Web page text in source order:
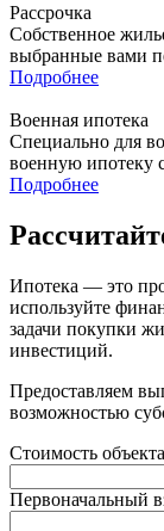
Рассрочка
Собственное
выбранные вами
Подробнее
Военная ипотека
Специально для
военную ипотеку
Подробнее
Ипотека — это
используйте
задачи покупки
инвестиций.
Предоставляем
возможностью
Стоимость
Первоначальный